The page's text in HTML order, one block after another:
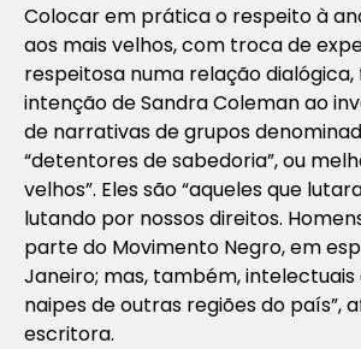
Colocar em prática o respeito à
aos mais velhos, com troca de
respeitosa numa relação dialógica,
intenção de Sandra Coleman ao
de narrativas de grupos
“detentores de sabedoria”, ou
velhos”. Eles são “aqueles que
lutando por nossos direitos.
parte do Movimento Negro, em
Janeiro; mas, também, intelectuais
naipes de outras regiões do país”,
escritora.